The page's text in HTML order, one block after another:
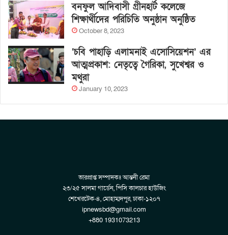
বনফুল আদিবাসী গ্রীনহার্ট কলেজে
শিক্ষার্থীদের পরিচিতি অনুষ্ঠান অনুষ্ঠিত
October 8, 2023
‘চবি পাহাড়ি এলামনাই এসোসিয়েশন’ এর
আত্মপ্রকাশ: নেতৃত্বে গৈরিকা, সুখেশ্বর ও
মথুরা
January 10, 2023
ভারপ্রাপ্ত সম্পাদকঃ আন্তনী রেমা
২৩/২৫ সালমা গার্ডেন, পিসি কালচার হাউজিং
শেখেরটেক-৪, মোহাম্মদপুর, ঢাকা-১২০৭
ipnewsbd@gmail.com
+880 1931073213